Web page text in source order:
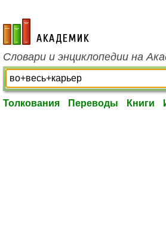
academic.ru
Словари и энциклопедии на
Толкования Переводы Книги